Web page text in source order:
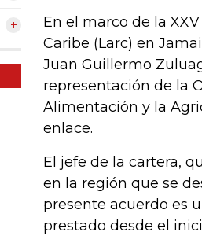
En el marco de la
Caribe (Larc) en
Juan Guillermo
representación de la
Alimentación y la
enlace.
El jefe de la cartera,
en la región que se
presente acuerdo es
prestado desde el